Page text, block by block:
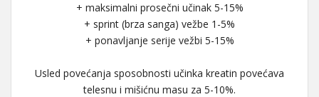
+ maksimalni prosečni učinak 5-15%
+ sprint (brza sanga) vežbe 1-5%
+ ponavljanje serije vežbi 5-15%
Usled povećanja sposobnosti učinka kreatin povećava
telesnu i mišićnu masu za 5-10%.